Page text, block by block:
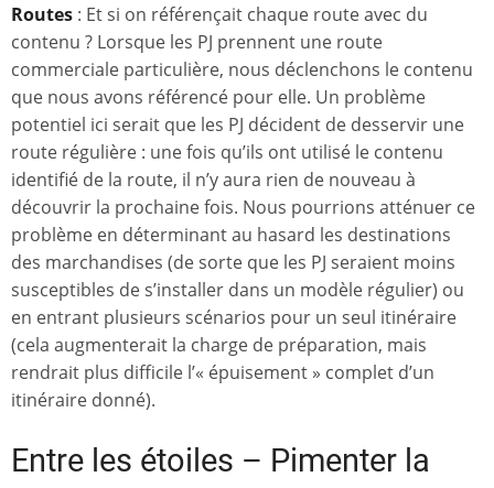
Routes : Et si on référençait chaque route avec du
contenu ? Lorsque les PJ prennent une route
commerciale particulière, nous déclenchons le contenu
que nous avons référencé pour elle. Un problème
potentiel ici serait que les PJ décident de desservir une
route régulière : une fois qu’ils ont utilisé le contenu
identifié de la route, il n’y aura rien de nouveau à
découvrir la prochaine fois. Nous pourrions atténuer ce
problème en déterminant au hasard les destinations
des marchandises (de sorte que les PJ seraient moins
susceptibles de s’installer dans un modèle régulier) ou
en entrant plusieurs scénarios pour un seul itinéraire
(cela augmenterait la charge de préparation, mais
rendrait plus difficile l’« épuisement » complet d’un
itinéraire donné).
Entre les étoiles – Pimenter la